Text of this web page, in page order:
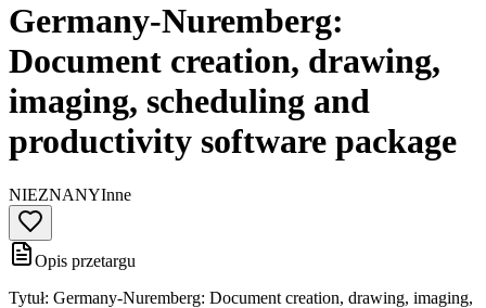
Germany-Nuremberg:
Document creation, drawing,
imaging, scheduling and
productivity software package
NIEZNANYInne
Opis przetargu
Tytuł: Germany-Nuremberg: Document creation, drawing, imaging,